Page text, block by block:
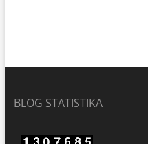
BLOG STATISTIKA